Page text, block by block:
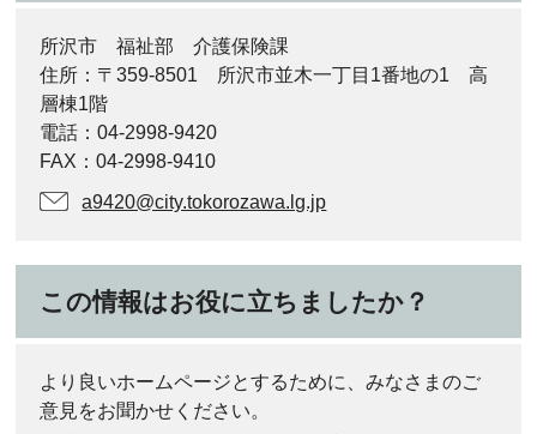
所沢市 福祉部 介護保険課
住所：〒359-8501 所沢市並木一丁目1番地の1 高
層棟1階
電話：04-2998-9420
FAX：04-2998-9410
a9420@city.tokorozawa.lg.jp
この情報はお役に立ちましたか？
より良いホームページとするために、みなさまのご
意見をお聞かせください。